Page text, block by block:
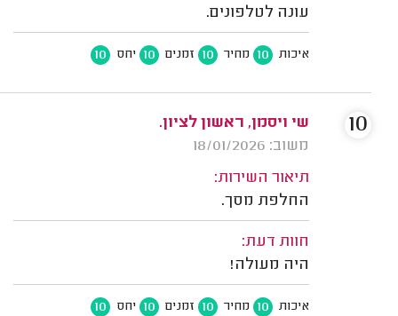
עונה לטלפונים.
איכות 10 מחיר 10 זמנים 10 יחס 10
שי ויסמן, ראשון לציון.
משוב: 18/01/2026
תיאור השירות:
החלפת מסך.
חוות דעת:
היה מעולה!
איכות 10 מחיר 10 זמנים 10 יחס 10
10